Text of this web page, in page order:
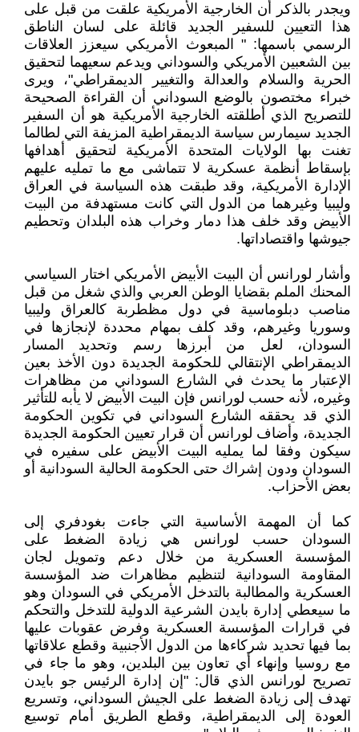
ويجدر بالذكر أن الخارجية الأمريكية علقت من قبل على
هذا التعيين للسفير الجديد قائلة على لسان الناطق
الرسمي باسمها: " المبعوث الأمريكي سيعزز العلاقات
بين الشعبين الأمريكي والسوداني ويدعم سعيهما لتحقيق
الحرية والسلام والعدالة والتغيير الديمقراطي"، ويرى
خبراء مختصون بالوضع السوداني أن القراءة الصحيحة
للتصريح الذي أطلقته الخارجية الأمريكية هو أن السفير
الجديد سيمارس سياسة الديمقراطية المزيفة التي لطالما
تغنت بها الولايات المتحدة الأمريكية لتحقيق أهدافها
بإسقاط أنظمة عسكرية لا تتماشى مع ما تمليه عليهم
الإدارة الأمريكية، وقد طبقت هذه السياسة في العراق
وليبيا وغيرهما من الدول التي كانت مستهدفة من البيت
الأبيض وقد خلف هذا دمار وخراب هذه البلدان وتحطيم
جيوشها واقتصاداتها.
وأشار لورانس أن البيت الأبيض الأمريكي اختار السياسي
المحنك الملم بقضايا الوطن العربي والذي شغل من قبل
مناصب دبلوماسية في دول مظطربة كالعراق وليبيا
وسوريا وغيرهم، وقد كلف بمهام محددة لإنجازها في
السودان، لعل من أبرزها رسم وتحديد المسار
الديمقراطي الإنتقالي للحكومة الجديدة دون الأخذ بعين
الإعتبار ما يحدث في الشارع السوداني من مظاهرات
وغيره، لأنه حسب لورانس فإن البيت الأبيض لا يأبه للتأثير
الذي قد يحققه الشارع السوداني في تكوين الحكومة
الجديدة، وأضاف لورانس أن قرار تعيين الحكومة الجديدة
سيكون وفقا لما يمليه البيت الأبيض على سفيره في
السودان ودون إشراك حتى الحكومة الحالية السودانية أو
بعض الأحزاب.
كما أن المهمة الأساسية التي جاءت بغودفري إلى
السودان حسب لورانس هي زيادة الضغط على
المؤسسة العسكرية من خلال دعم وتمويل لجان
المقاومة السودانية لتنظيم مظاهرات ضد المؤسسة
العسكرية والمطالبة بالتدخل الأمريكي في السودان وهو
ما سيعطي إدارة بايدن الشرعية الدولية للتدخل والتحكم
في قرارات المؤسسة العسكرية وفرض عقوبات عليها
بما فيها تحديد شركاءها من الدول الأجنبية وقطع علاقاتها
مع روسيا وإنهاء أي تعاون بين البلدين، وهو ما جاء في
تصريح لورانس الذي قال: "إن إدارة الرئيس جو بايدن
تهدف إلى زيادة الضغط على الجيش السوداني، وتسريع
العودة إلى الديمقراطية، وقطع الطريق أمام توسيع